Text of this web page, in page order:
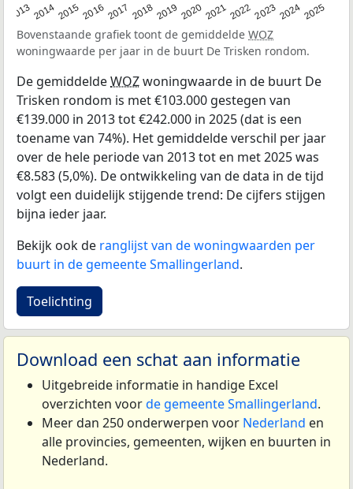
20132014201520162017 20182019 202020212022202320242025
Bovenstaande grafiek toont de gemiddelde WOZ
woningwaarde per jaar in de buurt De Trisken rondom.
De gemiddeldeWOZwoningwaarde in de buurt De
Trisken rondom is met €103.000 gestegen van
€139.000 in 2013 tot €242.000 in 2025 (dat is een
toename van 74%). Het gemiddelde verschil per jaar
over de hele periode van 2013 tot en met 2025 was
€8.583 (5,0%). De ontwikkeling van de data in de tijd
volgt een duidelijk stijgende trend: De cijfers stijgen
bijna ieder jaar.
Bekijk ook de ranglijst van de woningwaarden per
buurt in de gemeente Smallingerland.
Toelichting
Download een schat aan informatie
Uitgebreide informatie in handige Excel
overzichten voorde gemeente Smallingerland.
Meer dan 250 onderwerpen voor Nederland en
alle provincies, gemeenten, wijken en buurten in
Nederland.